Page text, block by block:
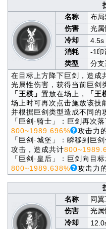
名称
布局
伤害
光属
冷却
4.5s
消耗
-1印
类型
分支
在目标上方降下巨剑，造成
光属性伤害，获得当前巨剑
「王棋」 置放在场上， 「王
场上时可再次点击施放该技
并根据巨剑类型造成不同的
「巨剑·骑士」：巨剑再次
800~1989.696%
攻击力
「巨剑·城堡」：瞬移到巨
攻击，造成共计
「巨剑·皇后」：巨剑向目
800~1989.638%
攻击力
名称
同
伤害
光属
冷却